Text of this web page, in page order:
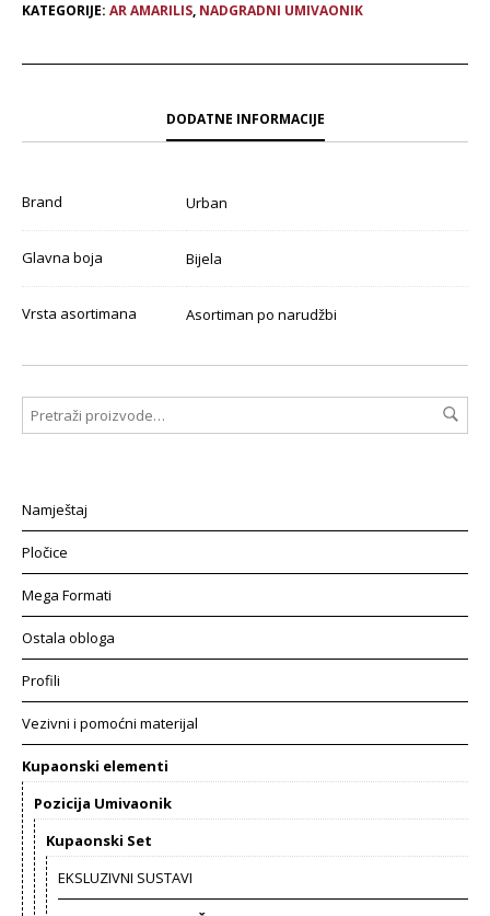
KATEGORIJE: AR AMARILIS, NADGRADNI UMIVAONIK
DODATNE INFORMACIJE
Brand Urban
Glavna boja Bijela
Vrsta asortimana Asortiman po narudžbi
Namještaj
Pločice
Mega Formati
Ostala obloga
Profili
Vezivni i pomoćni materijal
Kupaonski elementi
Pozicija Umivaonik
Kupaonski Set
EKSLUZIVNI SUSTAVI